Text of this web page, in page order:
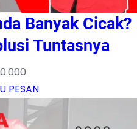
Banyak Cicak?
Tuntasnya
PESAN